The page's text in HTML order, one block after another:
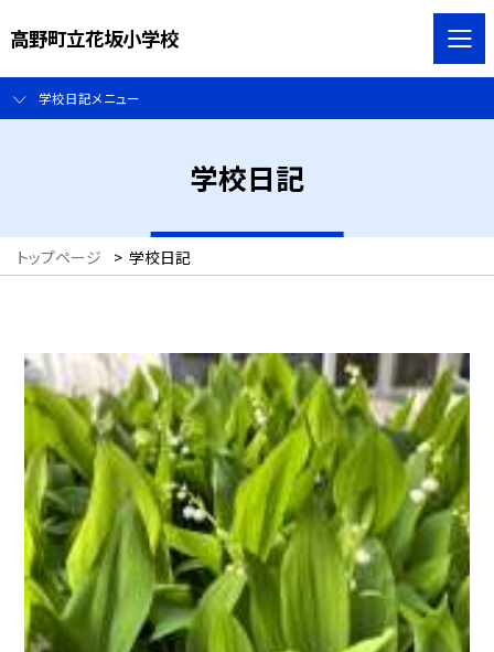
高野町立花坂小学校
学校日記メニュー
学校日記
トップページ > 学校日記